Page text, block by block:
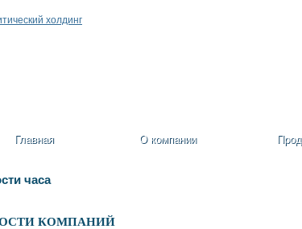
Главная О компании
часа
КОМПАНИЙ